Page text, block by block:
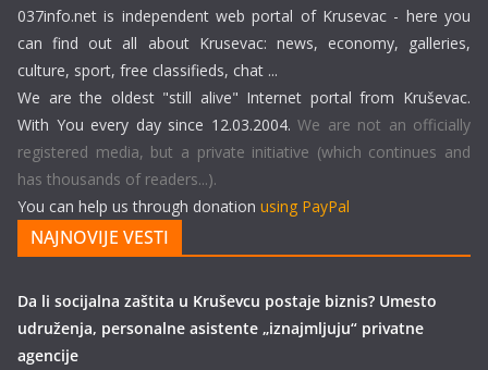
037info.net is independent web portal of Krusevac - here you
can find out all about Krusevac: news, economy, galleries,
culture, sport, free classifieds, chat ...
We are the oldest "still alive" Internet portal from Kruševac.
With You every day since 12.03.2004. We are not an officially
registered media, but a private initiative (which continues and
has thousands of readers...).
You can help us through donation using PayPal
NAJNOVIJE VESTI
Da li socijalna zaštita u Kruševcu postaje biznis? Umesto
udruženja, personalne asistente „iznajmljuju“ privatne
agencije